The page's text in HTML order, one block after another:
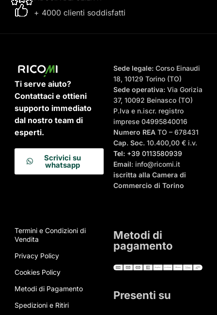
+ 4000 clienti soddisfatti
Ti serve aiuto?
Contattaci e ottieni
supporto immediato
dal nostro team di
esperti.
Scrivici su
whatsapp
Sede legale:Corso Einaudi
18, 10129 Torino (TO)
Sede operativa:Via Gorizia
37, 10092 Beinasco (TO)
P.Iva e n.iscr. registro
imprese 04995840016
Numero REA TO – 678431
Cap. Soc.10.400,00 € i.v.
Tel:+39 0113580939
Email: info@ricomi.it
iscritta alla Camera di
Commercio di Torino
Termini e Condizioni di
Vendita
Privacy Policy
Cookies Policy
Metodi di Pagamento
Spedizioni e Ritiri
Metodi di
pagamento
Presenti su